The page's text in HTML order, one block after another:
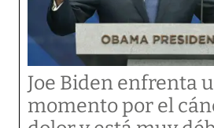
Joe Biden enfrenta
momento por el